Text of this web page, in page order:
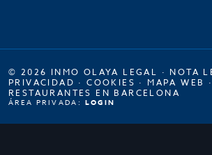
© 2026 INMO OLAYA LEGAL · NOTA
PRIVACIDAD ·COOKIES · MAPA WEB ·
RESTAURANTES EN BARCELONA
ÁREA PRIVADA: LOGIN